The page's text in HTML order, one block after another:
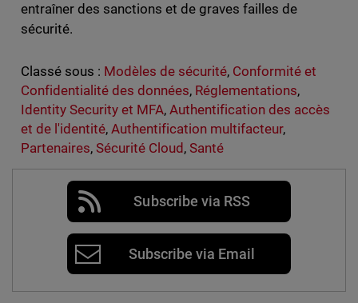
entraîner des sanctions et de graves failles de
sécurité.
Classé sous : Modèles de sécurité, Conformité et
Confidentialité des données, Réglementations,
Identity Security et MFA, Authentification des accès
et de l'identité, Authentification multifacteur,
Partenaires, Sécurité Cloud ,Santé
Subscribe via RSS
Subscribe via Email